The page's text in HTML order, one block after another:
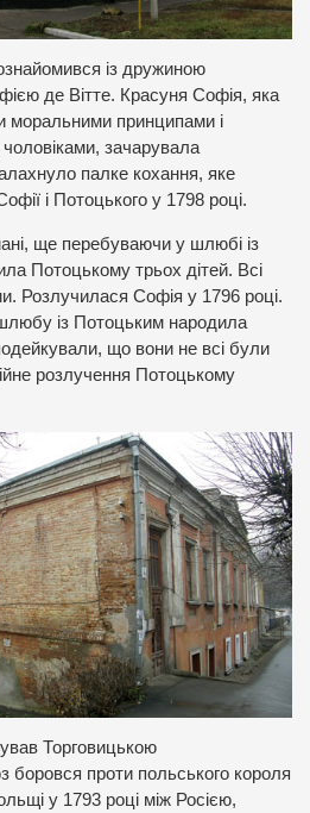
із дружиною
де Вітте. Красуня Софія, яка
моральними принципами і
чоловіками, зачарувала
палке кохання, яке
і Потоцького у 1798 році.
ще перебуваючи у шлюбі із
Потоцькому трьох дітей. Всі
Розлучилася Софія у 1796 році.
із Потоцьким народила
що вони не всі були
розлучення Потоцькому
Торговицькою
проти польського короля
у 1793 році між Росією,